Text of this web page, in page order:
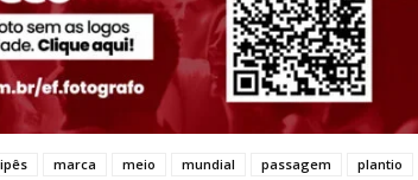
ipês marca meio mundial passagem plantio